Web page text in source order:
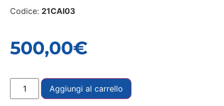
Codice: 21CAI03
500,00€
Aggiungi al carrello